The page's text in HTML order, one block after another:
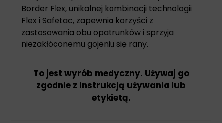
Border Flex, unikalnej kombinacji technologii
Flex i Safetac, zapewnia korzyści z
zastosowania obu opatrunków i sprzyja
niezakłóconemu gojeniu się rany.
To jest wyrób medyczny. Używaj go
zgodnie z instrukcją używania lub
etykietą.